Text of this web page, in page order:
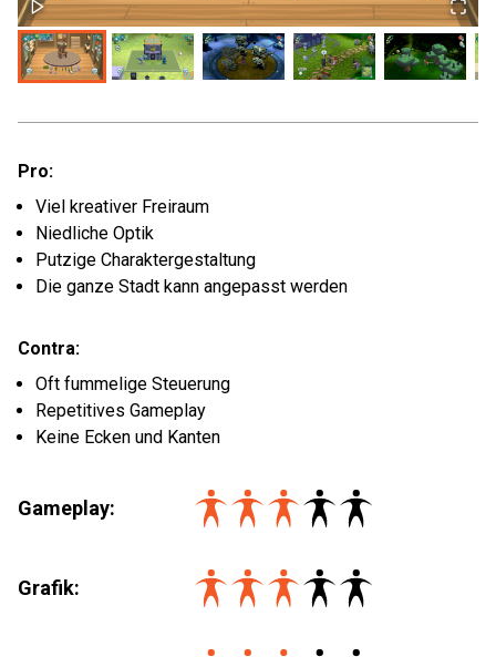
Pro:
Viel kreativer Freiraum
Niedliche Optik
Putzige Charaktergestaltung
Die ganze Stadt kann angepasst werden
Contra:
Oft fummelige Steuerung
Repetitives Gameplay
Keine Ecken und Kanten
Gameplay:
Grafik: